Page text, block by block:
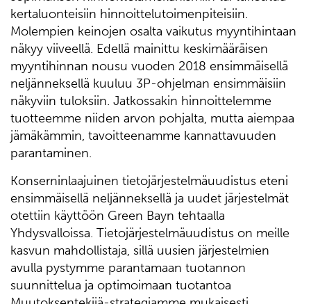
kertaluonteisiin hinnoittelutoimenpiteisiin.
Molempien keinojen osalta vaikutus myyntihintaan
näkyy viiveellä. Edellä mainittu keskimääräisen
myyntihinnan nousu vuoden 2018 ensimmäisellä
neljänneksellä kuuluu 3P-ohjelman ensimmäisiin
näkyviin tuloksiin. Jatkossakin hinnoittelemme
tuotteemme niiden arvon pohjalta, mutta aiempaa
jämäkämmin, tavoitteenamme kannattavuuden
parantaminen.
Konserninlaajuinen tietojärjestelmäuudistus eteni
ensimmäisellä neljänneksellä ja uudet järjestelmät
otettiin käyttöön Green Bayn tehtaalla
Yhdysvalloissa. Tietojärjestelmäuudistus on meille
kasvun mahdollistaja, sillä uusien järjestelmien
avulla pystymme parantamaan tuotannon
suunnittelua ja optimoimaan tuotantoa